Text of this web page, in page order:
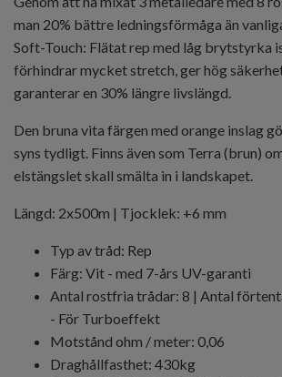
man 20% bättre ledningsförmåga än
Soft-Touch: Flätat rep med låg brytstyrka
förhindrar mycket stretch, ger hög
garanterar en 30% längre livslängd.
Den bruna vita färgen med orange inslag
syns tydligt. Finns även som Terra (brun)
elstängslet skall smälta in i landskapet.
Längd: 2x500m | Tjocklek: +6 mm
Typ av tråd: Rep
Färg: Vit - med 7-års UV-garanti
Antal rostfria trådar: 8 | Antal
- För Turboeffekt
Motstånd ohm / meter: 0,06
Draghållfasthet: 430kg